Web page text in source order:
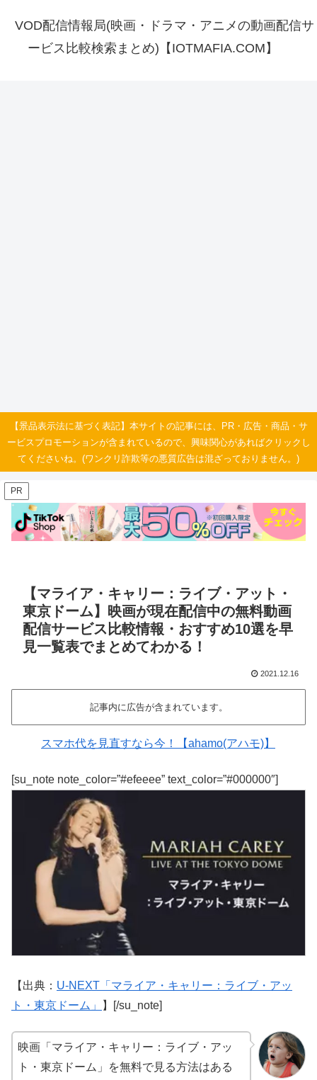
VOD配信情報局(映画・ドラマ・アニメの動画配信サ
ービス比較検索まとめ)【IOTMAFIA.COM】
【景品表示法に基づく表記】本サイトの記事には、PR・広告・商品・サ
ービスプロモーションが含まれているので、興味関心があればクリックし
てくださいね。(ワンクリ詐欺等の悪質広告は混ざっておりません。)
PR
【マライア・キャリー：ライブ・アット・
東京ドーム】映画が現在配信中の無料動画
配信サービス比較情報・おすすめ10選を早
見一覧表でまとめてわかる！
2021.12.16
記事内に広告が含まれています。
スマホ代を見直すなら今！【ahamo(アハモ)】
[su_note note_color=”#efeeee” text_color=”#000000″]
【出典： U-NEXT「マライア・キャリー：ライブ・アッ
ト・東京ドーム」
】[/su_note]
映画「マライア・キャリー：ライブ・アッ
ト・東京ドーム」を無料で見る方法はある